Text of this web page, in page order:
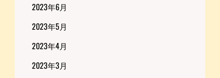
2023年6月
2023年5月
2023年4月
2023年3月